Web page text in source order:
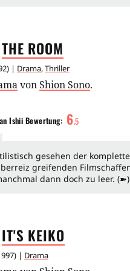
THE ROOM
) | Drama,Thriller
vonShion Sono.
Ishii Bewertung: 6.5
gesehen der
greifenden
dann doch zu leer. (➽)
IT'S KEIKO
) | Drama